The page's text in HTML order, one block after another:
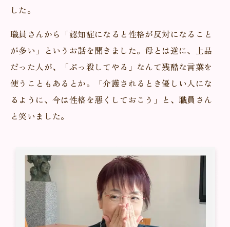
した。
職員さんから「認知症になると性格が反対になること
が多い」というお話を聞きました。母とは逆に、上品
だった人が、「ぶっ殺してやる」なんて残酷な言葉を
使うこともあるとか。「介護されるとき優しい人にな
るように、今は性格を悪くしておこう」と、職員さん
と笑いました。